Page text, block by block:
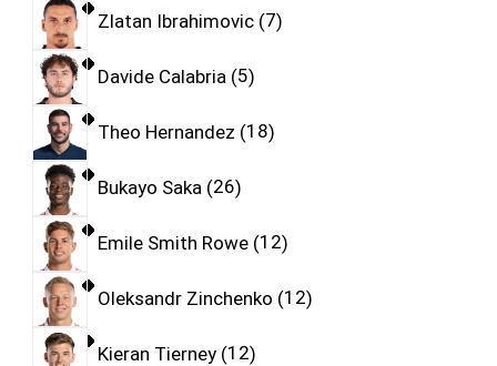
Zlatan Ibrahimovic 7
Davide Calabria 5
Theo Hernandez 18
Bukayo Saka 26
Emile Smith Rowe 12
Oleksandr Zinchenko 12
Kieran Tierney 12